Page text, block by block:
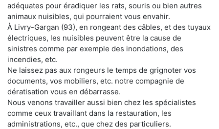
adéquates pour éradiquer les rats, souris ou bien autres
animaux nuisibles, qui pourraient vous envahir.
À Livry-Gargan (93), en rongeant des câbles, et des tuyaux
électriques, les nuisibles peuvent être la cause de
sinistres comme par exemple des inondations, des
incendies, etc.
Ne laissez pas aux rongeurs le temps de grignoter vos
documents, vos mobiliers, etc. notre compagnie de
dératisation vous en débarrasse.
Nous venons travailler aussi bien chez les spécialistes
comme ceux travaillant dans la restauration, les
administrations, etc., que chez des particuliers.